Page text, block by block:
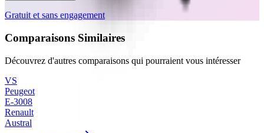
Gratuit et sans engagement
Comparaisons Similaires
Découvrez d'autres comparaisons qui pourraient vous intéresser
VS
Peugeot
E-3008
Renault
Austral